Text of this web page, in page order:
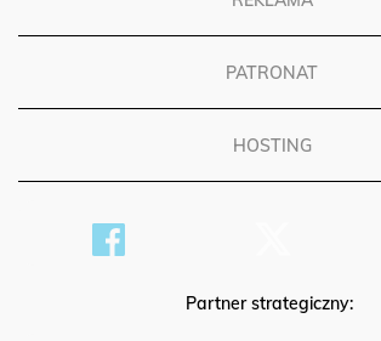
REKLAMA
PATRONAT
HOSTING
Partner strategiczny: